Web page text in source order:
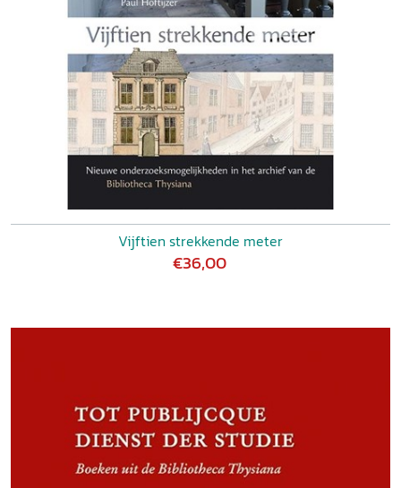
Vijftien strekkende meter
€36,00